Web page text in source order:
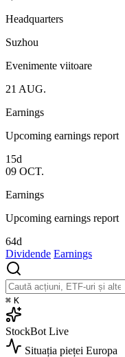
Headquarters
Suzhou
Evenimente viitoare
21 AUG.
Earnings
Upcoming earnings report
15d
09 OCT.
Earnings
Upcoming earnings report
64d
Dividende Earnings
⌘ K
StockBot Live
Situația pieței Europa